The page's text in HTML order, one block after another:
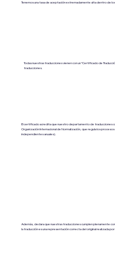
Tenemos una tasa de aceptación extremadamente alta dentro de
Todas nuestras traducciones vienen con un “Certificado de
traducciones.
El certificado acredita que nuestro departamento de traducciones
Organización Internacional de Normalización, que regula los
independientes anuales).
Además, declara que nuestras traducciones cumplen plenamente
la traducción es una representación correcta del original realizada